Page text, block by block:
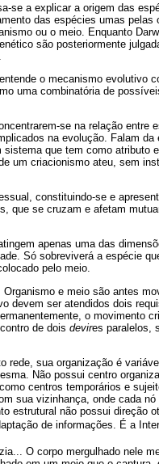
se a explicar a origem das
das espécies umas
ou o meio. Enquanto
são posteriormente
o mecanismo evolutivo
uma combinatória de
se na relação entre
na evolução. Falam
que tem como atributo
um criacionismo ateu, sem
constituindo-se e
que se cruzam e afetam
apenas uma das
Só sobreviverá a espécie
pelo meio.
e meio são antes
devem ser atendidos dois
o movimento
de dois devires paralelos,
rede, sua organização é
Não possui centro
centros temporários e
sua vizinhança, onde cada
estrutural não possui direção
de informações. É a
O corpo mergulhado nele